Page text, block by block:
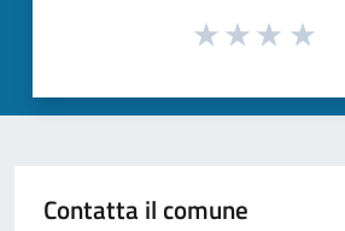
Contatta il comune